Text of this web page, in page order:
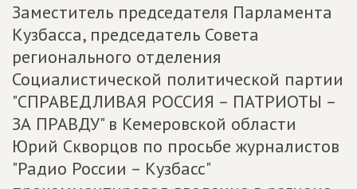
Заместитель председателя Парламента
Кузбасса, председатель Совета
регионального отделения
Социалистической политической партии
"СПРАВЕДЛИВАЯ РОССИЯ – ПАТРИОТЫ –
ЗА ПРАВДУ" в Кемеровской области
Юрий Скворцов по просьбе журналистов
"Радио России – Кузбасс"